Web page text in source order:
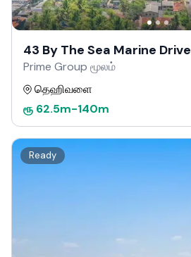
43 By The Sea Marine Drive
Prime Group மூலம்
தெஹிவளை
ரூ 62.5m-140m
Ready